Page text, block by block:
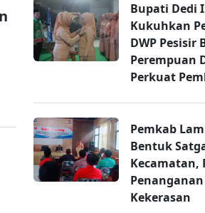
Bupati Dedi
Kukuhkan
DWP Pesisir
Perempuan
Perkuat
Pemkab
Bentuk
Kecamatan,
Kekerasan